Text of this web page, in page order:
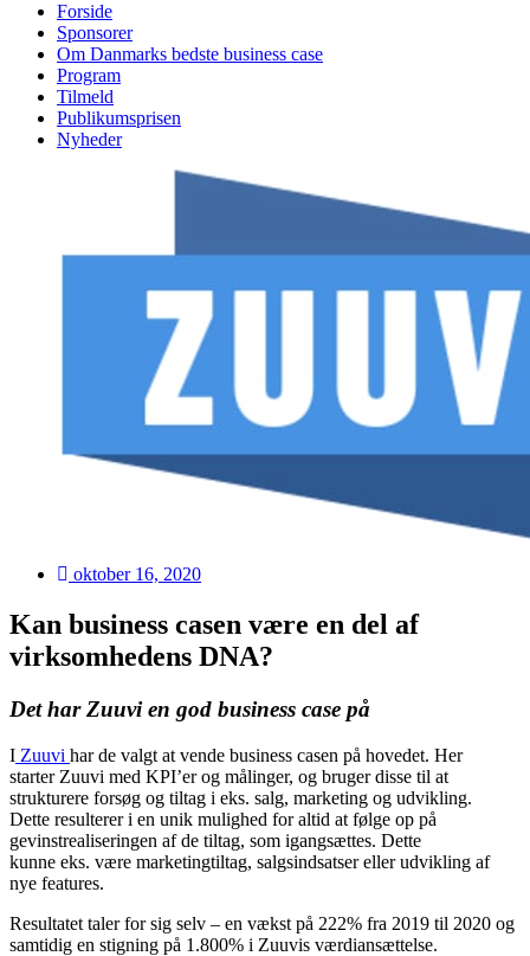
Forside
Sponsorer
Om Danmarks bedste business case
Program
Tilmeld
Publikumsprisen
Nyheder
oktober 16, 2020
Kan business casen være en del af
virksomhedens DNA?
Det harZuuvien god business case på
I Zuuvi harde valgt at vende business casen på hovedet. Her
starter Zuuvi med KPI’erog målinger, og bruger disse til at
strukturere forsøg og tiltag i eks. salg, marketing og udvikling.
Dette resulterer i en unik mulighed for altid at følge op på
gevinstrealiseringen af de tiltag, som igangsættes. Dette
kunne eks. være marketingtiltag, salgsindsatser eller udvikling af
nye features.
Resultatet taler for sig selv – en vækst på 222% fra 2019 til 2020 og
samtidig en stigning på 1.800% i Zuuvis værdiansættelse.